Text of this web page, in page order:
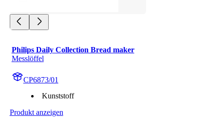
Philips Daily Collection Bread maker
Messlöffel
CP6873/01
Kunststoff
Produkt anzeigen